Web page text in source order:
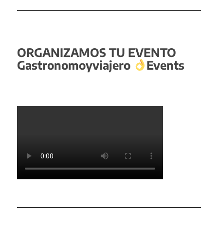
ORGANIZAMOS TU EVENTO
Gastronomoyviajero
Events